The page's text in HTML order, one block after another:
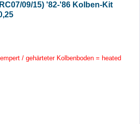
09/15) '82-'86 Kolben-Kit
/ gehärteter Kolbenboden = heated